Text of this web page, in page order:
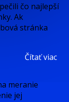
čo najlepší
Ak
stránka
Čítať viac
meranie
jej